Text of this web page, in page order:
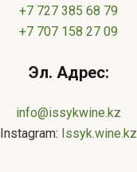
+7 727 385 68 79
+7 707 158 27 09
Эл. Адрес:
info@issykwine.kz
Instagram: Issyk.wine.kz